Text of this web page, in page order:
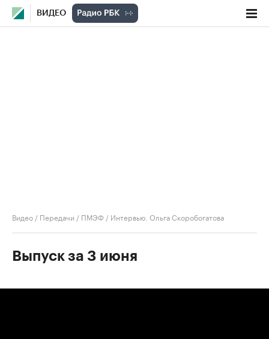
ВИДЕО
Видео / Передачи / ПМЭФ / Интервью. Ольга Скоробогатова
Выпуск за 3 июня